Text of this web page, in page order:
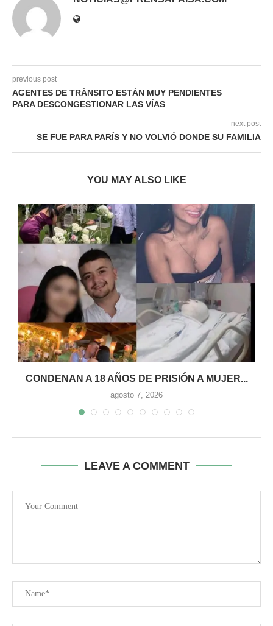
previous post
AGENTES DE TRÁNSITO ESTÁN MUY PENDIENTES
PARA DESCONGESTIONAR LAS VÍAS
next post
SE FUE PARA PARÍS Y NO VOLVIÓ DONDE SU FAMILIA
YOU MAY ALSO LIKE
CONDENAN A 18 AÑOS DE PRISIÓN A MUJER...
agosto 7, 2026
LEAVE A COMMENT